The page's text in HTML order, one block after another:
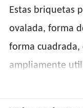
Estas briquetas
ovalada, forma
forma cuadrada,
ampliamente
y la industria